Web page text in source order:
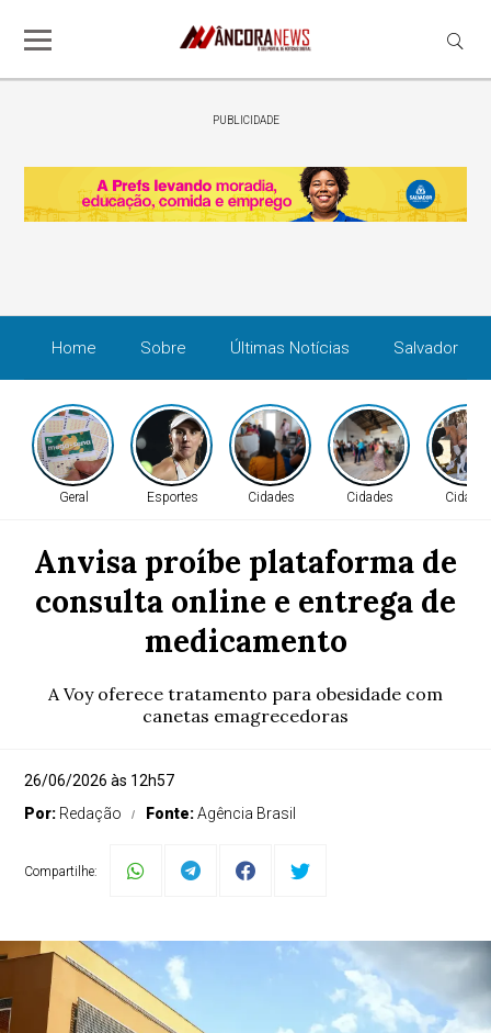
PUBLICIDADE
Home Sobre Últimas Notícias Salvador
Geral Esportes Cidades Cidades Cidades
Anvisa proíbe plataforma de
consulta online e entrega de
medicamento
A Voy oferece tratamento para obesidade com
canetas emagrecedoras
26/06/2026 às 12h57
Por: Redação Fonte:Agência Brasil
Compartilhe: